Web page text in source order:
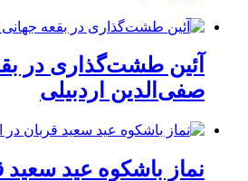
آئین طشت‌گذاری در
صفی‌الدین اردبیلی
نماز باشکوه عید سعید